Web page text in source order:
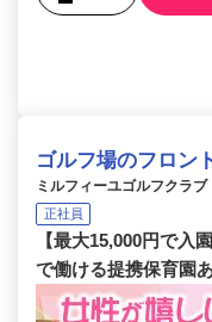
ゴルフ場のフロン
ミルフィーユゴルフクラブ
正社員
【最大15,000円で入
で働ける提携保育園